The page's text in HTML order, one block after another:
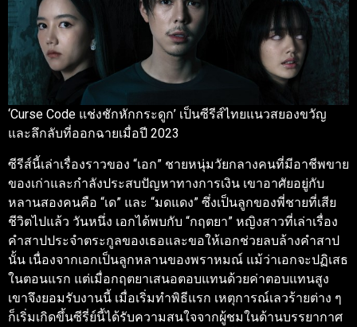
‘Curse Code แช่งชักหักกระดูก’ เป็นซีรีส์ไทยแนวสยองขวัญ
และลึกลับที่ออกฉายเมื่อปี 2023
ซีรีส์นี้เล่าเรื่องราวของ “เอก” ชายหนุ่มวัยกลางคนที่มีอาชีพขาย
ของเก่าและกำลังประสบปัญหาทางการเงิน เขาอาศัยอยู่กับ
หลานสองคนคือ “เด” และ “มดแดง” ซึ่งเป็นลูกของพี่ชายที่เสีย
ชีวิตไปแล้ว วันหนึ่ง เอกได้พบกับ “กฤตยา” หญิงสาวที่เล่าเรื่อง
คำสาปประจำตระกูลของเธอและขอให้เอกช่วยลบล้างคำสาป
นั้น เนื่องจากเอกเป็นลูกหลานของพราหมณ์ แม้ว่าเอกจะปฏิเสธ
ในตอนแรก แต่เมื่อกฤตยาเสนอตอบแทนด้วยค่าตอบแทนสูง
เขาจึงยอมรับงานนี้ เมื่อเริ่มทำพิธีแรก เหตุการณ์เลวร้ายต่าง ๆ
ก็เริ่มเกิดขึ้นซีรี่ย์นี้ได้รับความสนใจจากผู้ชมในด้านบรรยากาศ